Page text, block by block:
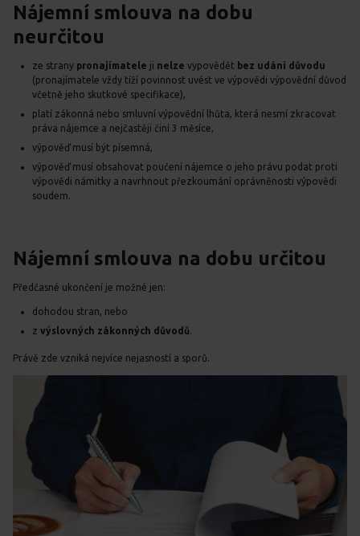
Nájemní smlouva na dobu
neurčitou
ze strany pronajímatele ji nelze vypovědět bez udání důvodu
(pronajímatele vždy tíží povinnost uvést ve výpovědi výpovědní důvod
včetně jeho skutkové specifikace),
platí zákonná nebo smluvní výpovědní lhůta, která nesmí zkracovat
práva nájemce a nejčastěji činí 3 měsíce,
výpověď musí být písemná,
výpověď musí obsahovat poučení nájemce o jeho právu podat proti
výpovědi námitky a navrhnout přezkoumání oprávněnosti výpovědi
soudem.
Nájemní smlouva na dobu určitou
Předčasné ukončení je možné jen:
dohodou stran, nebo
z výslovných zákonných důvodů
Právě zde vzniká nejvíce nejasností a sporů.